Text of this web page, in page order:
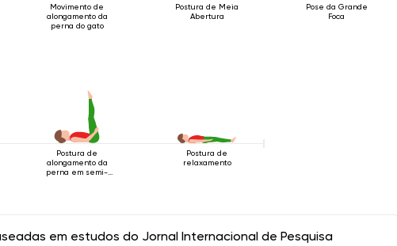
Movimento de
alongamento da
perna do gato
Postura de Meia
Abertura
Pose da Grande
Foca
Postura de
alongamento da
perna em semi-
Postura de
relaxamento
em estudos do Jornal Internacional de Pesquisa